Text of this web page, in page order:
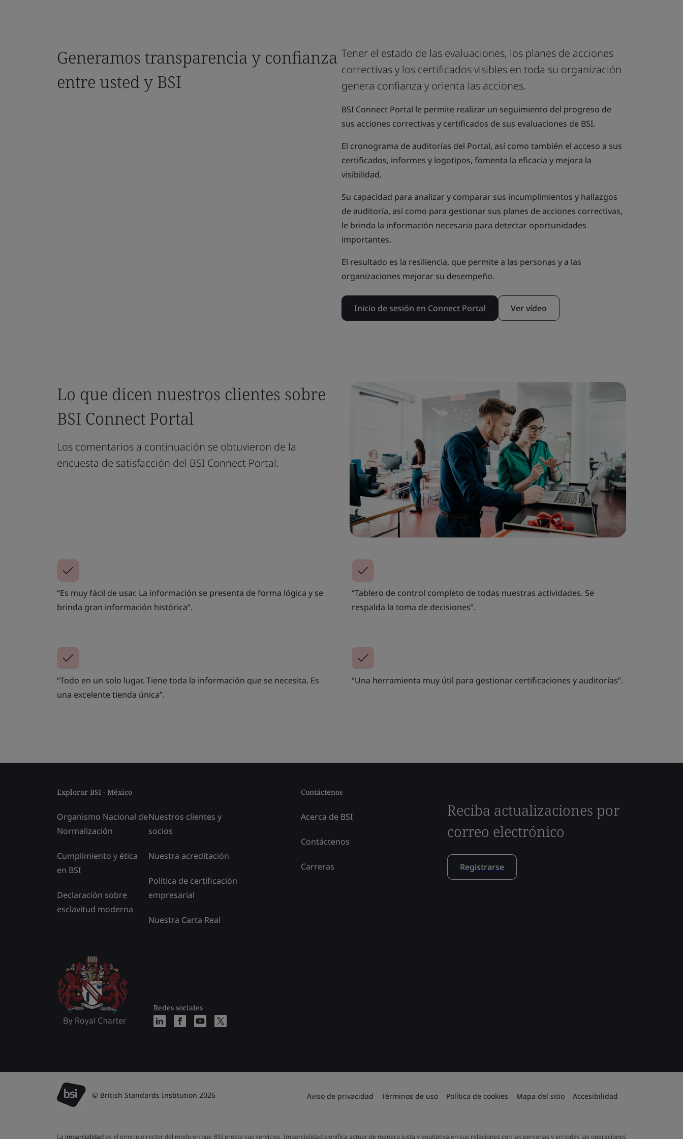
Generamos transparencia y confianza
entre usted y BSI
Tener el estado de las evaluaciones, los planes de acciones
correctivas y los certificados visibles en toda su organización
genera confianza y orienta las acciones.
BSI Connect Portal le permite realizar un seguimiento del progreso de
sus acciones correctivas y certificados de sus evaluaciones de BSI.
El cronograma de auditorías del Portal, así como también el acceso a sus
certificados, informes y logotipos, fomenta la eficacia y mejora la
visibilidad.
Su capacidad para analizar y comparar sus incumplimientos y hallazgos
de auditoría, así como para gestionar sus planes de acciones correctivas,
le brinda la información necesaria para detectar oportunidades
importantes.
El resultado es la resiliencia, que permite a las personas y a las
organizaciones mejorar su desempeño.
Inicio de sesión en Connect Portal Ver vídeo
Lo que dicen nuestros clientes sobre
BSI Connect Portal
Los comentarios a continuación se obtuvieron de la
encuesta de satisfacción del BSI Connect Portal.
“Es muy fácil de usar. La información se presenta de forma lógica y se
brinda gran información histórica”.
“Tablero de control completo de todas nuestras actividades. Se
respalda la toma de decisiones”.
“Todo en un solo lugar. Tiene toda la información que se necesita. Es
una excelente tienda única”.
“Una herramienta muy útil para gestionar certificaciones y auditorías”.
Explorar BSI - México
Organismo Nacional de
Normalización
Cumplimiento y ética
en BSI
Declaración sobre
esclavitud moderna
Nuestros clientes y
socios
Nuestra acreditación
Política de certificación
empresarial
Nuestra Carta Real
Redes sociales
Contáctenos
Acerca de BSI
Contáctenos
Carreras
Reciba actualizaciones por
correo electrónico
Registrarse
© British Standards Institution 2026 Aviso de privacidad Términos de uso Política de cookies Mapa del sitio Accesibilidad
La imparcialidades el principio rector del modo en que BSI presta sus servicios. Imparcialidad significa actuar de manera justa y equitativa en sus relaciones con las personas y en todas las operaciones